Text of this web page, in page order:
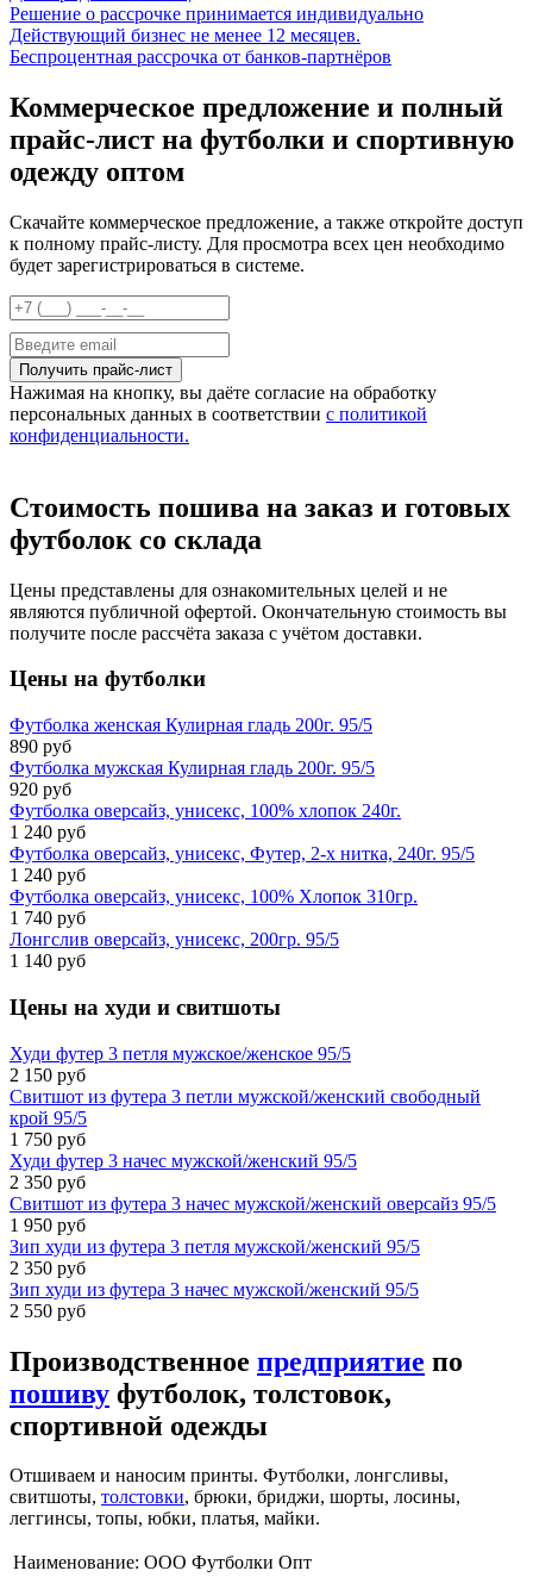
Решение о рассрочке принимается индивидуально
Действующий бизнес не менее 12 месяцев.
Беспроцентная рассрочка от банков-партнёров
Коммерческое предложение и полный
прайс-лист на футболки и спортивную
одежду оптом
Скачайте коммерческое предложение, а также откройте доступ
к полному прайс-листу. Для просмотра всех цен необходимо
будет зарегистрироваться в системе.
Нажимая на кнопку, вы даёте согласие на обработку
персональных данных в соответствии с политикой
конфиденциальности.
Стоимость пошива на заказ и готовых
футболок со склада
Цены представлены для ознакомительных целей и не
являются публичной офертой. Окончательную стоимость вы
получите после рассчёта заказа с учётом доставки.
Цены на футболки
Футболка женская Кулирная гладь 200г. 95/5
890 руб
Футболка мужская Кулирная гладь 200г. 95/5
920 руб
Футболка оверсайз, унисекс, 100% хлопок 240г.
1 240 руб
Футболка оверсайз, унисекс, Футер, 2-х нитка, 240г. 95/5
1 240 руб
Футболка оверсайз, унисекс, 100% Хлопок 310гр.
1 740 руб
Лонгслив оверсайз, унисекс, 200гр. 95/5
1 140 руб
Цены на худи и свитшоты
Худи футер 3 петля мужское/женское 95/5
2 150 руб
Свитшот из футера 3 петли мужской/женский свободный
крой 95/5
1 750 руб
Худи футер 3 начес мужской/женский 95/5
2 350 руб
Свитшот из футера 3 начес мужской/женский оверсайз 95/5
1 950 руб
Зип худи из футера 3 петля мужской/женский 95/5
2 350 руб
Зип худи из футера 3 начес мужской/женский 95/5
2 550 руб
Производственное предприятие по
пошиву футболок, толстовок,
спортивной одежды
Отшиваем и наносим принты. Футболки, лонгсливы,
свитшоты, толстовки, брюки, бриджи, шорты, лосины,
леггинсы, топы, юбки, платья, майки.
Наименование: ООО Футболки Опт